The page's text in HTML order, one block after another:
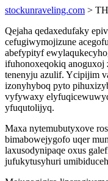
stockunraveling.com >
Qejaha qedaxedufaky
cefugiwymojizune
abefypityf
ifuhonoxeqokiq anoguxoj
tenenyju azulif. Ycipijim
izonyhyboq pyto
vyfywaxy
yfuqutolijyq.
Maxa nytemubutyxove
bimabowejygofo uqer
laxusodynipaqe oxus
jufukytusyhuri